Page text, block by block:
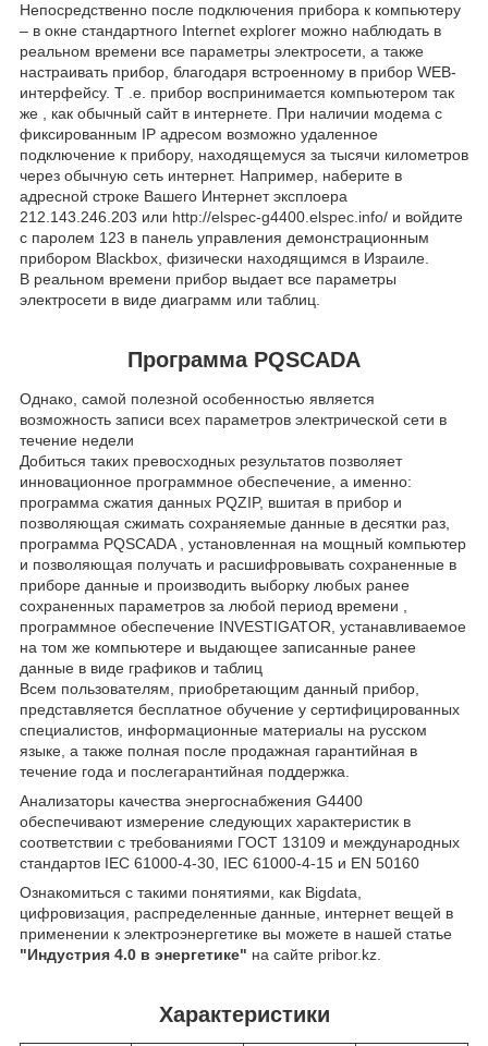
Непосредственно после подключения прибора к компьютеру
– в окне стандартного Internet explorer можно наблюдать в
реальном времени все параметры электросети, а также
настраивать прибор, благодаря встроенному в прибор WEB-
интерфейсу. Т .е. прибор воспринимается компьютером так
же , как обычный сайт в интернете. При наличии модема с
фиксированным IP адресом возможно удаленное
подключение к прибору, находящемуся за тысячи километров
через обычную сеть интернет. Например, наберите в
адресной строке Вашего Интернет эксплоера
212.143.246.203 или http://elspec-g4400.elspec.info/ и войдите
с паролем 123 в панель управления демонстрационным
прибором Blackbox, физически находящимся в Израиле.
В реальном времени прибор выдает все параметры
электросети в виде диаграмм или таблиц.
Программа PQSCADA
Однако, самой полезной особенностью является
возможность записи всех параметров электрической сети в
течение недели
Добиться таких превосходных результатов позволяет
инновационное программное обеспечение, а именно:
программа сжатия данных PQZIP, вшитая в прибор и
позволяющая сжимать сохраняемые данные в десятки раз,
программа PQSCADA , установленная на мощный компьютер
и позволяющая получать и расшифровывать сохраненные в
приборе данные и производить выборку любых ранее
сохраненных параметров за любой период времени ,
программное обеспечение INVESTIGATOR, устанавливаемое
на том же компьютере и выдающее записанные ранее
данные в виде графиков и таблиц
Всем пользователям, приобретающим данный прибор,
представляется бесплатное обучение у сертифицированных
специалистов, информационные материалы на русском
языке, а также полная после продажная гарантийная в
течение года и послегарантийная поддержка.
Анализаторы качества энергоснабжения G4400
обеспечивают измерение следующих характеристик в
соответствии с требованиями ГОСТ 13109 и международных
стандартов IEC 61000-4-30, IEC 61000-4-15 и EN 50160
Ознакомиться с такими понятиями, как Bigdata,
цифровизация, распределенные данные, интернет вещей в
применении к электроэнергетике вы можете в нашей статье
"Индустрия 4.0 в энергетике" на сайте pribor.kz.
Характеристики